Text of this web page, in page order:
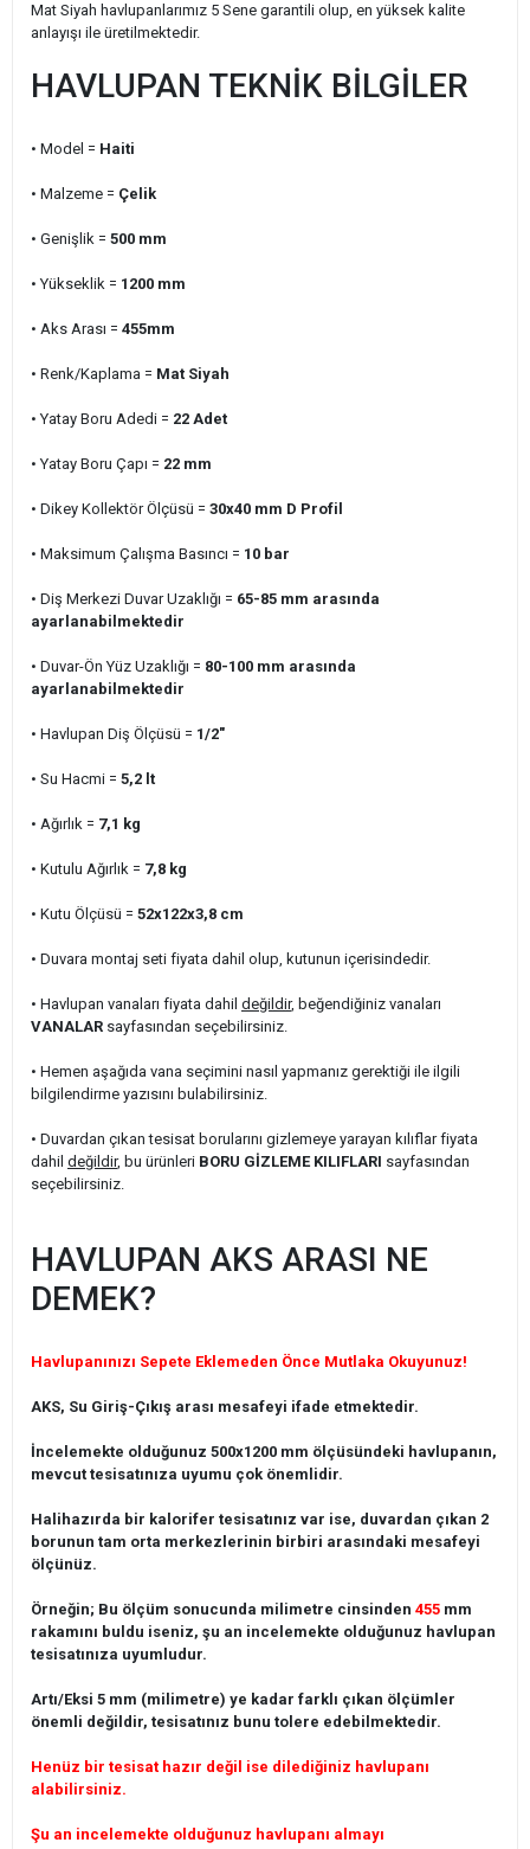
Mat Siyah havlupanlarımız 5 Sene garantili olup, en yüksek kalite
anlayışı ile üretilmektedir.
HAVLUPAN TEKNİK BİLGİLER
• Model = Haiti
• Malzeme = Çelik
• Genişlik = 500 mm
• Yükseklik = 1200 mm
• Aks Arası = 455mm
• Renk/Kaplama = Mat Siyah
• Yatay Boru Adedi = 22 Adet
• Yatay Boru Çapı = 22 mm
• Dikey Kollektör Ölçüsü = 30x40 mm D Profil
• Maksimum Çalışma Basıncı = 10 bar
• Diş Merkezi Duvar Uzaklığı = 65-85 mm arasında
ayarlanabilmektedir
• Duvar-Ön Yüz Uzaklığı = 80-100 mm arasında
ayarlanabilmektedir
• Havlupan Diş Ölçüsü = 1/2"
• Su Hacmi = 5,2 lt
• Ağırlık = 7,1 kg
• Kutulu Ağırlık = 7,8 kg
• Kutu Ölçüsü = 52x122x3,8 cm
• Duvara montaj seti fiyata dahil olup, kutunun içerisindedir.
• Havlupan vanaları fiyata dahil değildir, beğendiğiniz vanaları
VANALAR sayfasından seçebilirsiniz.
• Hemen aşağıda vana seçimini nasıl yapmanız gerektiği ile ilgili
bilgilendirme yazısını bulabilirsiniz.
• Duvardan çıkan tesisat borularını gizlemeye yarayan kılıflar fiyata
dahil değildir, bu ürünleri BORU GİZLEME KILIFLARI sayfasından
seçebilirsiniz.
HAVLUPAN AKS ARASI NE
DEMEK?
Havlupanınızı Sepete Eklemeden Önce Mutlaka Okuyunuz!
AKS, Su Giriş-Çıkış arası mesafeyi ifade etmektedir.
İncelemekte olduğunuz 500x1200 mm ölçüsündeki havlupanın,
mevcut tesisatınıza uyumu çok önemlidir.
Halihazırda bir kalorifer tesisatınız var ise, duvardan çıkan 2
borunun tam orta merkezlerinin birbiri arasındaki mesafeyi
ölçünüz.
Örneğin; Bu ölçüm sonucunda milimetre cinsinden 455 mm
rakamını buldu iseniz, şu an incelemekte olduğunuz havlupan
tesisatınıza uyumludur.
Artı/Eksi 5 mm (milimetre) ye kadar farklı çıkan ölçümler
önemli değildir, tesisatınız bunu tolere edebilmektedir.
Henüz bir tesisat hazır değil ise dilediğiniz havlupanı
alabilirsiniz.
Şu an incelemekte olduğunuz havlupanı almayı